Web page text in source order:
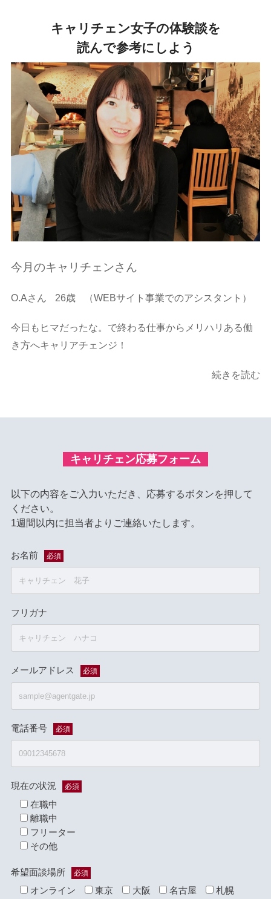
キャリチェン女子の体験談を
読んで参考にしよう
今月のキャリチェンさん
O.Aさん 26歳 （WEBサイト事業でのアシスタント）
今日もヒマだったな。で終わる仕事からメリハリある働
き方へキャリアチェンジ！
続きを読む
キャリチェン応募フォーム
以下の内容をご入力いただき、応募するボタンを押して
ください。
1週間以内に担当者よりご連絡いたします。
お名前 必須
フリガナ
メールアドレス 必須
電話番号 必須
現在の状況 必須
在職中
離職中
フリーター
その他
希望面談場所 必須
オンライン 東京 大阪 名古屋
札幌